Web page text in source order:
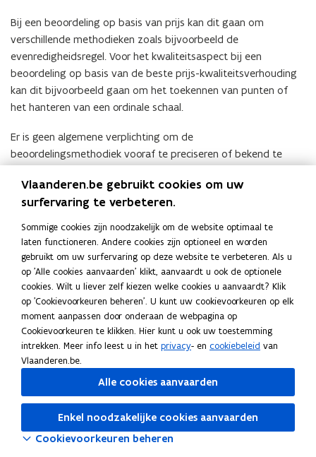
Bij een beoordeling op basis van prijs kan dit gaan om
verschillende methodieken zoals bijvoorbeeld de
evenredigheidsregel. Voor het kwaliteitsaspect bij een
beoordeling op basis van de beste prijs-kwaliteitsverhouding
kan dit bijvoorbeeld gaan om het toekennen van punten of
het hanteren van een ordinale schaal.
Er is geen algemene verplichting om de
beoordelingsmethodiek vooraf te preciseren of bekend te
een hogere transparantie van de procedure. Teneinde
manipulatie van de rangschikking tegen te gaan, is er wél een
principiële plicht om de beoordelingsmethodiek vast te stellen
vóórdat de offertes worden geopend. Van die verplichting kan
slechts worden afgeweken indien het 'om aantoonbare
redenen' niet mogelijk zou zijn de beoordelingsmethodiek
vooraf te bepalen (NV TNS DIMARSO arrest van 14 juli 2016 (C-
6/15)).
Het niet vooraf meedelen van de beoordelingsmethodiek
vergroot inderdaad de “speelmarge” bij degunning. Het
behoort tot de beoordelingsvrijheid van de overheid de
volgens haar best geschikte beoordelingsmethode van de
gunningscriteria te kiezen, zij het dat die vrijheid beperkt
wordt door de beginselen van behoorlijk bestuur en door
hetgeen zijzelf in haar bestek heeft bepaald.
Vlaanderen.be gebruikt cookies om uw
surfervaring te verbeteren.
Sommige cookies zijn noodzakelijk om de website optimaal te
laten functioneren. Andere cookies zijn optioneel en worden
gebruikt om uw surfervaring op deze website te verbeteren. Als u
op 'Alle cookies aanvaarden' klikt, aanvaardt u ook de optionele
cookies. Wilt u liever zelf kiezen welke cookies u aanvaardt? Klik
op 'Cookievoorkeuren beheren'. U kunt uw cookievoorkeuren op elk
moment aanpassen door onderaan de webpagina op
Cookievoorkeuren te klikken. Hier kunt u ook uw toestemming
intrekken. Meer info leest u in het privacy- en cookiebeleid van
Vlaanderen.be.
Alle cookies aanvaarden
Enkel noodzakelijke cookies aanvaarden
Cookievoorkeuren beheren